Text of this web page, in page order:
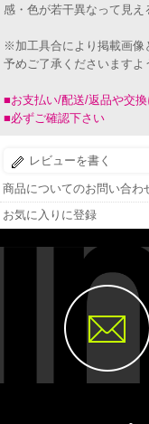
感・色が若干異なって見え
※加工具合により掲載画像
予めご了承くださいますよ
■お支払い/配送/返品や交
■必ずご確認下さい
レビューを書く
商品についてのお問い合わ
お気に入りに登録